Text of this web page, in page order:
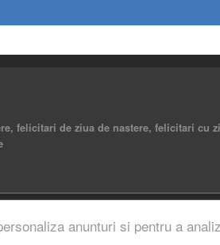
anunturi si pentru a
felicitari de ziua de nastere, felicitari cu